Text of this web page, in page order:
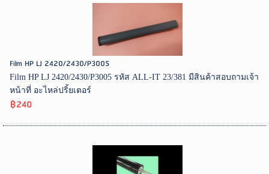
Film HP LJ 2420/2430/P3005
Film HP LJ 2420/2430/P3005 รหัส ALL-IT 23/381 มีสินค้าสอบถามเจ้า
หน้าที่ อะไหล่ปริ้ยเตอร์
฿240